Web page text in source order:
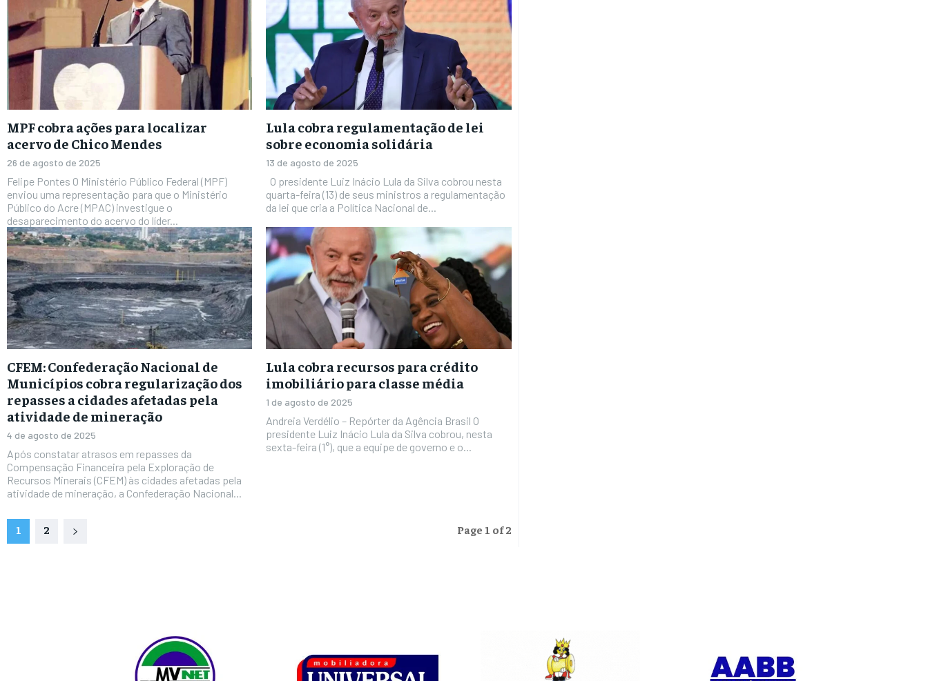
MPF cobra ações para localizar
acervo de Chico Mendes
26 de agosto de 2025
Felipe Pontes O Ministério Público Federal (MPF)
enviou uma representação para que o Ministério
Público do Acre (MPAC) investigue o
desaparecimento do acervo do líder...
Lula cobra regulamentação de lei
sobre economia solidária
13 de agosto de 2025
quarta-feira (13) de seus ministros a regulamentação
da lei que cria a Política Nacional de...
CFEM: Confederação Nacional de
Municípios cobra regularização dos
repasses a cidades afetadas pela
atividade de mineração
4 de agosto de 2025
Após constatar atrasos em repasses da
Compensação Financeira pela Exploração de
Recursos Minerais (CFEM) às cidades afetadas pela
atividade de mineração, a Confederação Nacional...
Lula cobra recursos para crédito
imobiliário para classe média
1 de agosto de 2025
Andreia Verdélio – Repórter da Agência Brasil O
presidente Luiz Inácio Lula da Silva cobrou, nesta
sexta-feira (1°), que a equipe de governo e o...
1 2 Page 1 of 2